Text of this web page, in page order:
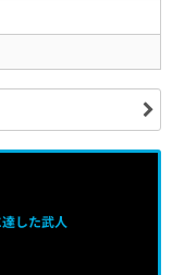
した武人